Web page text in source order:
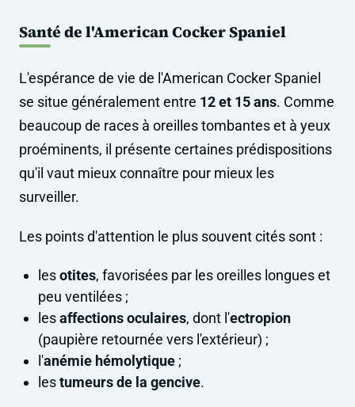
Santé de l'American Cocker Spaniel
L'espérance de vie de l'American Cocker Spaniel
se situe généralement entre 12 et 15 ans. Comme
beaucoup de races à oreilles tombantes et à yeux
proéminents, il présente certaines prédispositions
qu'il vaut mieux connaître pour mieux les
surveiller.
Les points d'attention le plus souvent cités sont :
lesotites, favorisées par les oreilles longues et
peu ventilées ;
lesaffections oculaires, dont l'ectropion
(paupière retournée vers l'extérieur) ;
l'anémie hémolytique ;
lestumeurs de la gencive.